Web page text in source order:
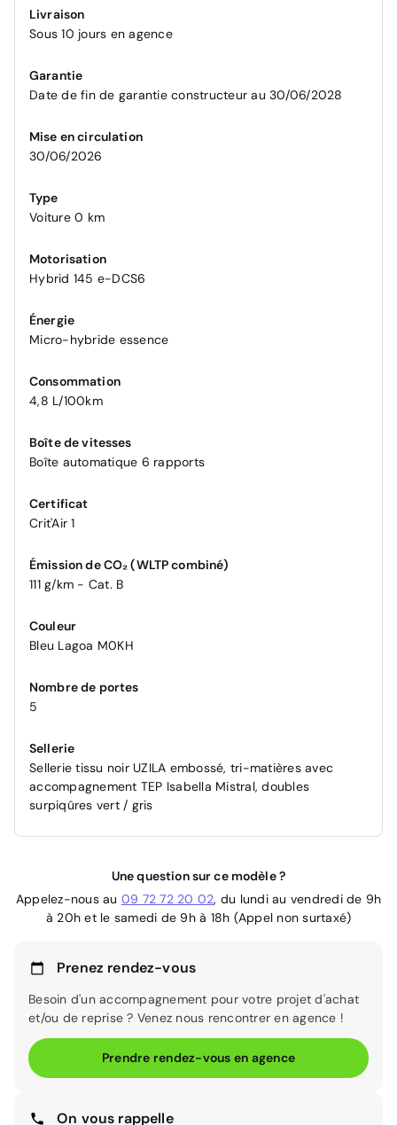
Livraison
Sous 10 jours en agence
Garantie
Date de fin de garantie constructeur au 30/06/2028
Mise en circulation
30/06/2026
Type
Voiture 0 km
Motorisation
Hybrid 145 e-DCS6
Énergie
Micro-hybride essence
Consommation
4,8 L/100km
Boîte de vitesses
Boîte automatique 6 rapports
Certificat
Crit'Air 1
Émission de CO₂ (WLTP combiné)
111 g/km - Cat. B
Couleur
Bleu Lagoa M0KH
Nombre de portes
5
Sellerie
Sellerie tissu noir UZILA embossé, tri-matières avec
accompagnement TEP Isabella Mistral, doubles
surpiqûres vert / gris
Une question sur ce modèle ?
Appelez-nous au 09 72 72 20 02, du lundi au vendredi de 9h
à 20h et le samedi de 9h à 18h (Appel non surtaxé)
Prenez rendez-vous
Besoin d'un accompagnement pour votre projet d'achat
et/ou de reprise ? Venez nous rencontrer en agence !
Prendre rendez-vous en agence
On vous rappelle